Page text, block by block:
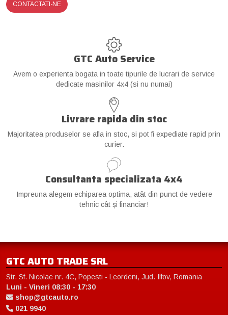
CONTACTATI-NE
GTC Auto Service
Avem o experienta bogata in toate tipurile de lucrari de service
dedicate masinilor 4x4 (si nu numai)
Livrare rapida din stoc
Majoritatea produselor se afla in stoc, si pot fi expediate rapid prin
curier.
Consultanta specializata 4x4
Impreuna alegem echiparea optima, atât din punct de vedere
tehnic cât și financiar!
GTC AUTO TRADE SRL
Str. Sf. Nicolae nr. 4C, Popesti - Leordeni, Jud. Ilfov, Romania
Luni - Vineri 08:30 - 17:30
shop@gtcauto.ro
021 9940